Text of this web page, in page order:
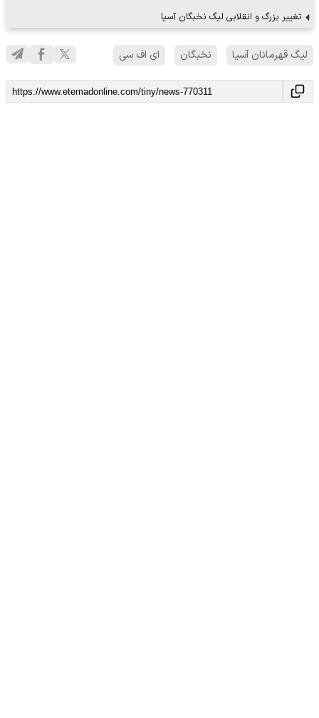
تغییر بزرگ و انقلابی لیگ نخبگان آسیا
لیگ قهرمانان آسیا نخبگان ای اف سی